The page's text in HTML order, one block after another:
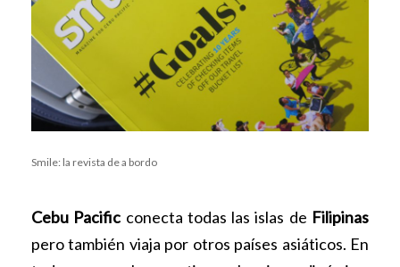
Smile: la revista de a bordo
Cebu Pacific conecta todas las islas de Filipinas
pero también viaja por otros países asiáticos. En